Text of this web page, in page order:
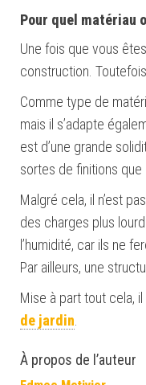
Pour quel matériau
Une fois que vous
construction
Comme type de
mais il s’adapte
est d’une grande
sortes de finitions que
Malgré cela, il n’est
des charges plus
l’humidité, car ils ne
Par ailleurs, une
Mise à part tout cela,
de jardin
À propos de l’auteur